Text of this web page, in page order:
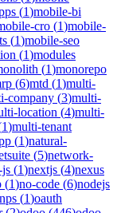
(1)mobile-bi
cro (1)mobile-
(1)mobile-seo
(1)modules
(1)monorepo
(6)mtd (1)multi-
company (3)multi-
location (4)multi-
1)multi-tenant
(1)natural-
(5)network-
js (1)nextjs (4)nexus
(1)no-code (6)nodejs
nps (1)oauth